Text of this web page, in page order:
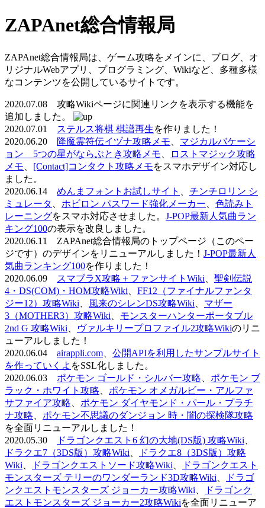
ZAPAnet総合情報局
ZAPAnet総合情報局は、ゲーム攻略をメインに、ブログ、オ
リジナルWebアプリ、プログラミング、Wikiなど、多種多様
なコンテンツを公開しているサイトです。
2020.07.08 攻略Wikiページに関連リンクを表示する機能を
追加しました。
2020.07.01
ステルス将棋 棋譜再生を作りました！
2020.06.20
降魔霊符伝イヅナ攻略メモ
マジカルバケーシ
ョン 5つの星がならぶとき攻略メモ
ロストマジック攻略
メモ
[Contact]コンタクト攻略メモをスマホデザイン対応し
ました。
2020.06.14 めんまフォントお試しサイト
チンチロリン シ
ミュレータ
ホビロン パスワード強化メーカー
色読みト
レーニングをスマホ対応させました。 J-POP最新人気曲ラン
キング100の表示を改良しました。
2020.06.11 ZAPAnet総合情報局のトップページ（このペー
ジです）のデザインをリニューアルしました！ J-POP最新人
気曲ランキング100を作りました！
2020.06.09
スマブラX攻略＋ファンサイトWiki
聖剣伝説
4・DS(COM)・HOM攻略Wiki
FF12（ファイナルファンタ
ジー12）攻略Wiki
風来のシレンDS攻略Wiki
マザー
3（MOTHER3）攻略Wiki
モンスターハンターポータブル
2nd G 攻略Wiki
ヴァルキリープロファイル2攻略Wikiのリニ
ューアルしました！
2020.06.04 airappli.com
公開APIを利用したサンプルサイト
を作っていくよ をSSL化しました。
2020.06.03 ポケモン ゴールド・シルバー攻略
ポケモン ブ
ラック・ホワイト攻略
ポケモン オメガルビー・アルファ
サファイア攻略
ポケモン ダイヤモンド・パール・プラチ
ナ攻略
ポケモン不思議のダンジョン 時・闇の探検隊攻略
を全面リニューアルしました！
2020.05.30
ドラゴンクエスト6 幻の大地(DS版) 攻略Wiki
ドラクエ7（3DS版）攻略Wiki
ドラクエ8（3DS版）攻略
Wiki
ドラゴンクエストソード攻略Wiki
ドラゴンクエスト
モンスターズ テリーのワンダーランド3D攻略Wiki
ドラゴ
ンクエストモンスターズ ジョーカー攻略Wiki
ドラゴンク
エストモンスターズ ジョーカー2攻略Wikiを全面リニューア